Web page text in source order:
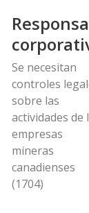
Se necesitan
controles
sobre las
actividades de
empresas
mineras
canadienses
(1704)